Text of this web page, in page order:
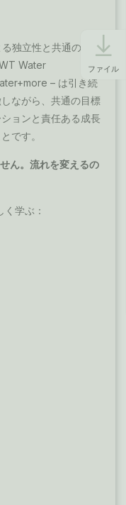
独立性と共通の目的
Water
– は引き続
ながら、共通の目標
ョンと責任ある成長
です。
ん。流れを変えるの
学ぶ：
ファイル